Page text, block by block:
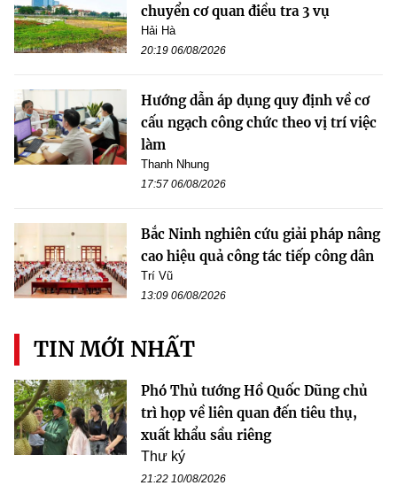
chuyển cơ quan điều tra 3 vụ
Hải Hà
20:19 06/08/2026
Hướng dẫn áp dụng quy định về cơ
cấu ngạch công chức theo vị trí việc
làm
Thanh Nhung
17:57 06/08/2026
Bắc Ninh nghiên cứu giải pháp nâng
cao hiệu quả công tác tiếp công dân
Trí Vũ
13:09 06/08/2026
TIN MỚI NHẤT
Phó Thủ tướng Hồ Quốc Dũng chủ
trì họp về liên quan đến tiêu thụ,
xuất khẩu sầu riêng
Thư ký
21:22 10/08/2026